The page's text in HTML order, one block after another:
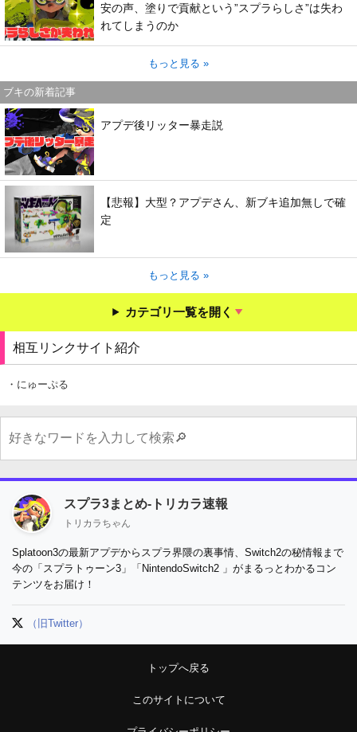
安の声、塗りで貢献という”スプラらしさ”は失わ
れてしまうのか
もっと見る »
ブキの新着記事
アプデ後リッター暴走説
【悲報】大型？アプデさん、新ブキ追加無しで確
定
もっと見る »
カテゴリ一覧を開く
相互リンクサイト紹介
・にゅーぷる
スプラ3まとめ-トリカラ速報
トリカラちゃん
Splatoon3の最新アプデからスプラ界隈の裏事情、Switch2の秘情報まで
今の「スプラトゥーン3」「NintendoSwitch2 」がまるっとわかるコン
テンツをお届け！
（旧Twitter）
トップへ戻る
このサイトについて